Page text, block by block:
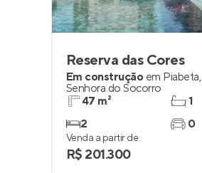
Reserva das Cores
Em construção em Piabeta,
Senhora do Socorro
47 m²
2
1
0
Venda a partir de
R$ 201.300